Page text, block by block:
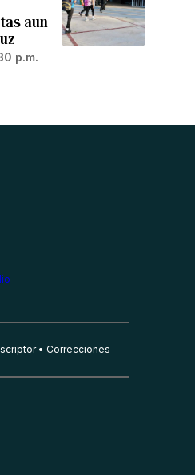
aun
p.m.
Correcciones